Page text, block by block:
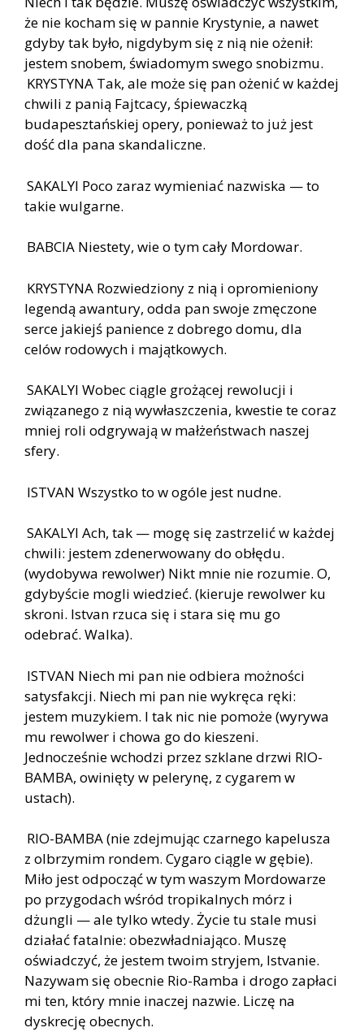
że nie kocham się w pannie Krystynie, a nawet
gdyby tak było, nigdybym się z nią nie ożenił:
jestem snobem, świadomym swego snobizmu.
KRYSTYNA Tak, ale może się pan ożenić w każdej
chwili z panią Fajtcacy, śpiewaczką
budapesztańskiej opery, ponieważ to już jest
dość dla pana skandaliczne.
SAKALYI Poco zaraz wymieniać nazwiska — to
takie wulgarne.
BABCIA Niestety, wie o tym cały Mordowar.
KRYSTYNA Rozwiedziony z nią i opromieniony
legendą awantury, odda pan swoje zmęczone
serce jakiejś panience z dobrego domu, dla
celów rodowych i majątkowych.
SAKALYI Wobec ciągle grożącej rewolucji i
związanego z nią wywłaszczenia, kwestie te coraz
mniej roli odgrywają w małżeństwach naszej
sfery.
ISTVAN Wszystko to w ogóle jest nudne.
SAKALYI Ach, tak — mogę się zastrzelić w każdej
chwili: jestem zdenerwowany do obłędu.
(wydobywa rewolwer) Nikt mnie nie rozumie. O,
gdybyście mogli wiedzieć. (kieruje rewolwer ku
skroni. Istvan rzuca się i stara się mu go
odebrać. Walka).
ISTVAN Niech mi pan nie odbiera możności
satysfakcji. Niech mi pan nie wykręca ręki:
jestem muzykiem. I tak nic nie pomoże (wyrywa
mu rewolwer i chowa go do kieszeni.
Jednocześnie wchodzi przez szklane drzwi RIO-
BAMBA, owinięty w pelerynę, z cygarem w
ustach).
RIO-BAMBA (nie zdejmując czarnego kapelusza
z olbrzymim rondem. Cygaro ciągle w gębie).
Miło jest odpocząć w tym waszym Mordowarze
po przygodach wśród tropikalnych mórz i
dżungli — ale tylko wtedy. Życie tu stale musi
działać fatalnie: obezwładniająco. Muszę
oświadczyć, że jestem twoim stryjem, Istvanie.
Nazywam się obecnie Rio-Ramba i drogo zapłaci
mi ten, który mnie inaczej nazwie. Liczę na
dyskrecję obecnych.